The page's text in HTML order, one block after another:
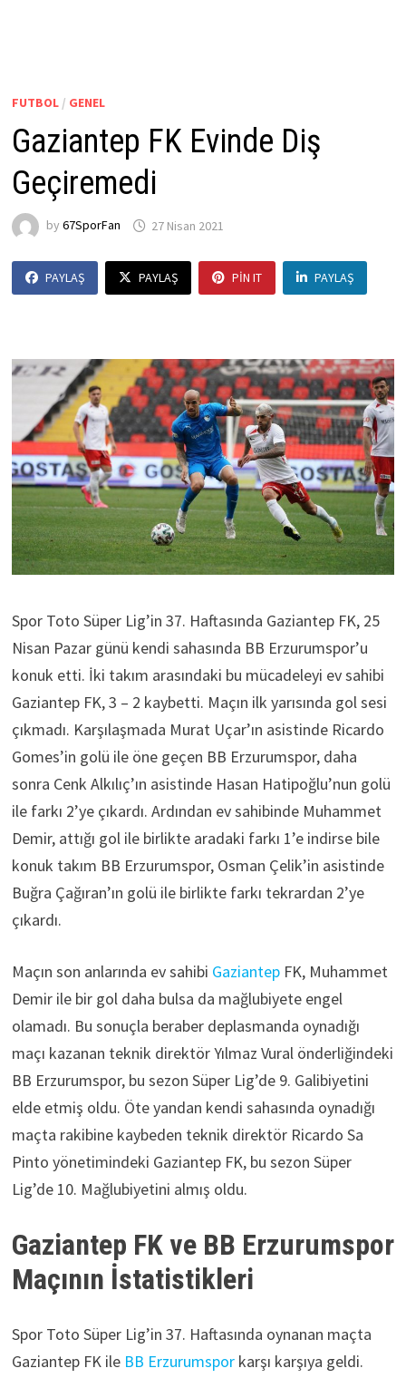
FUTBOL/ GENEL
Gaziantep FK Evinde Diş
Geçiremedi
by 67SporFan 27 Nisan 2021
PAYLAŞ PAYLAŞ PIN IT PAYLAŞ
Spor Toto Süper Lig’in 37. Haftasında Gaziantep FK, 25
Nisan Pazar günü kendi sahasında BB Erzurumspor’u
konuk etti. İki takım arasındaki bu mücadeleyi ev sahibi
Gaziantep FK, 3 – 2 kaybetti. Maçın ilk yarısında gol sesi
çıkmadı. Karşılaşmada Murat Uçar’ın asistinde Ricardo
Gomes’in golü ile öne geçen BB Erzurumspor, daha
sonra Cenk Alkılıç’ın asistinde Hasan Hatipoğlu’nun golü
ile farkı 2’ye çıkardı. Ardından ev sahibinde Muhammet
Demir, attığı gol ile birlikte aradaki farkı 1’e indirse bile
konuk takım BB Erzurumspor, Osman Çelik’in asistinde
Buğra Çağıran’ın golü ile birlikte farkı tekrardan 2’ye
çıkardı.
Maçın son anlarında ev sahibi Gaziantep FK, Muhammet
Demir ile bir gol daha bulsa da mağlubiyete engel
olamadı. Bu sonuçla beraber deplasmanda oynadığı
maçı kazanan teknik direktör Yılmaz Vural önderliğindeki
BB Erzurumspor, bu sezon Süper Lig’de 9. Galibiyetini
elde etmiş oldu. Öte yandan kendi sahasında oynadığı
maçta rakibine kaybeden teknik direktör Ricardo Sa
Pinto yönetimindeki Gaziantep FK, bu sezon Süper
Lig’de 10. Mağlubiyetini almış oldu.
Gaziantep FK ve BB Erzurumspor
Maçının İstatistikleri
Spor Toto Süper Lig’in 37. Haftasında oynanan maçta
Gaziantep FK ile BB Erzurumsporkarşı karşıya geldi.